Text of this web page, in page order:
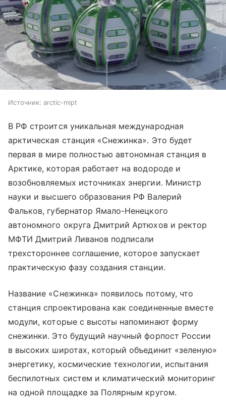
Источник: arctic-mipt
В РФ строится уникальная международная
арктическая станция «Снежинка». Это будет
первая в мире полностью автономная станция в
Арктике, которая работает на водороде и
возобновляемых источниках энергии. Министр
науки и высшего образования РФ Валерий
Фальков, губернатор Ямало-Ненецкого
автономного округа Дмитрий Артюхов и ректор
МФТИ Дмитрий Ливанов подписали
трехстороннее соглашение, которое запускает
практическую фазу создания станции.
Название «Снежинка» появилось потому, что
станция спроектирована как соединенные вместе
модули, которые с высоты напоминают форму
снежинки. Это будущий научный форпост России
в высоких широтах, который объединит «зеленую»
энергетику, космические технологии, испытания
беспилотных систем и климатический мониторинг
на одной площадке за Полярным кругом.